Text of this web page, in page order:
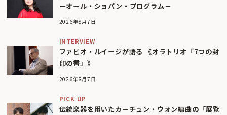
－オール・ショパン・プログラム－
2026年8月7日
INTERVIEW
ファビオ・ルイージが語る 《オラトリオ「7つの封
印の書」》
2026年8月7日
PICK UP
伝統楽器を用いたカーチュン・ウォン編曲の「展覧